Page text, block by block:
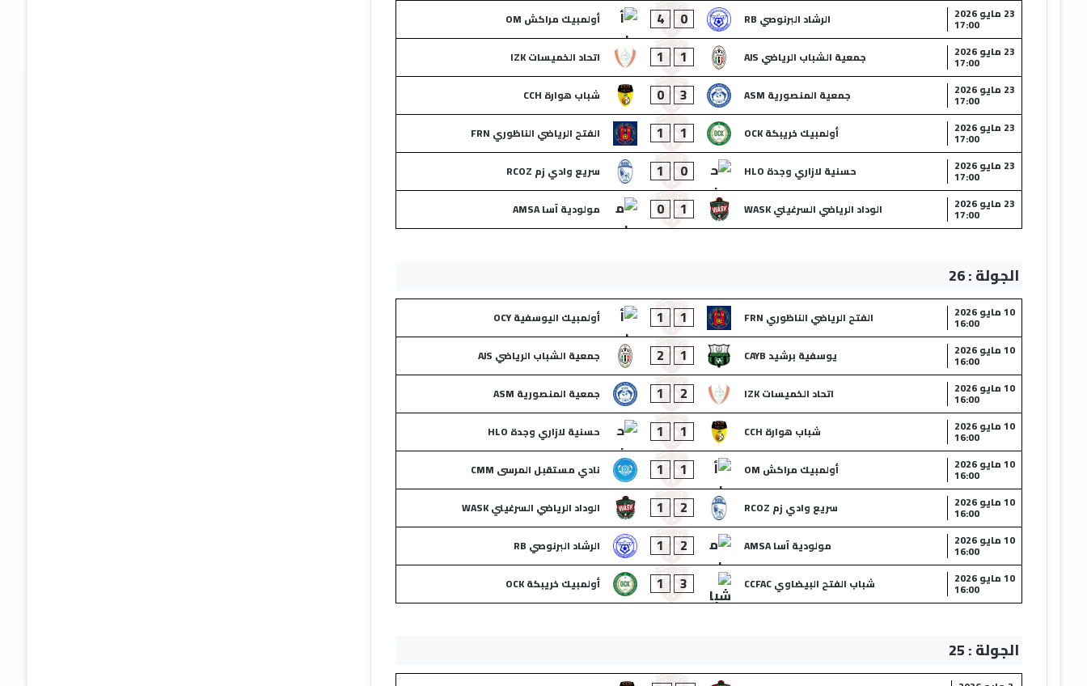
23 مايو 2026
17:00 الرشاد البرنوصي RB 0
4
أولمبيك مراكش OM
23 مايو 2026
17:00 جمعية الشباب الرياضي AJS 1
1
اتحاد الخميسات IZK
23 مايو 2026
17:00 جمعية المنصورية ASM 3
0
شباب هوارة CCH
23 مايو 2026
17:00 أولمبيك خريبكة OCK 1
1
الفتح الرياضي الناظوري FRN
23 مايو 2026
17:00 حسنية لازاري وجدة HLO 0
1
سريع وادي زم RCOZ
23 مايو 2026
17:00 الوداد الرياضي السرغيني WASK 1
0 مولودية آسا AMSA
الجولة : 26
10 مايو 2026
16:00 الفتح الرياضي الناظوري FRN 1
1
أولمبيك اليوسفية OCY
10 مايو 2026
16:00 يوسفية برشيد CAYB 1
2
جمعية الشباب الرياضي AJS
10 مايو 2026
16:00 اتحاد الخميسات IZK 2
1
جمعية المنصورية ASM
10 مايو 2026
16:00 شباب هوارة CCH 1
1
حسنية لازاري وجدة HLO
10 مايو 2026
16:00 أولمبيك مراكش OM 1
1
نادي مستقبل المرسى CMM
10 مايو 2026
16:00 سريع وادي زم RCOZ 2
1
الوداد الرياضي السرغيني WASK
10 مايو 2026
16:00 مولودية آسا AMSA 2
1
الرشاد البرنوصي RB
10 مايو 2026
16:00 شباب الفتح البيضاوي CCFAC 3
1 أولمبيك خريبكة OCK
الجولة : 25